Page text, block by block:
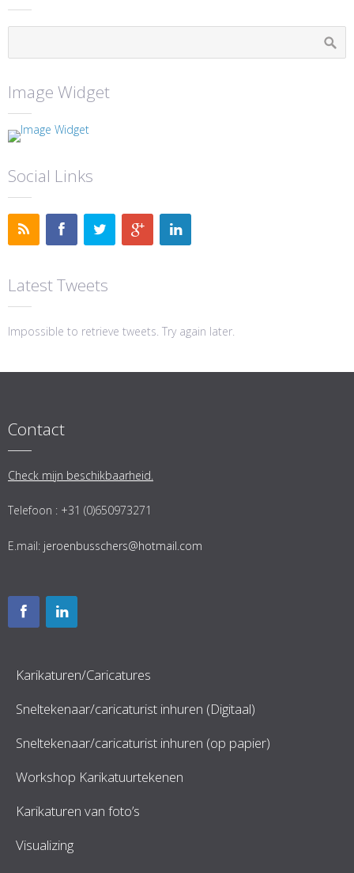
Image Widget
Social Links
Latest Tweets
Impossible to retrieve tweets. Try again later.
Contact
Check mijn beschikbaarheid.
Telefoon : +31 (0)650973271
E.mail: jeroenbusschers@hotmail.com
Karikaturen/Caricatures
Sneltekenaar/caricaturist inhuren (Digitaal)
Sneltekenaar/caricaturist inhuren (op papier)
Workshop Karikatuurtekenen
Karikaturen van foto’s
Visualizing